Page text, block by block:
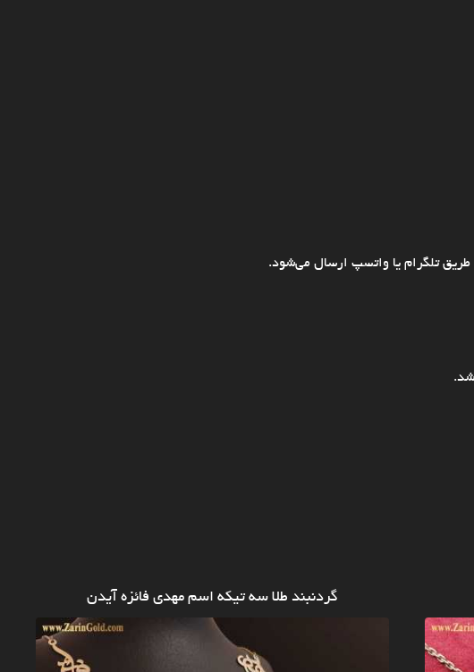
تلگرام یا واتسپ ارسال می‌شود.
گردنبند طلا سه تیکه اسم مهدی فائزه آیدن